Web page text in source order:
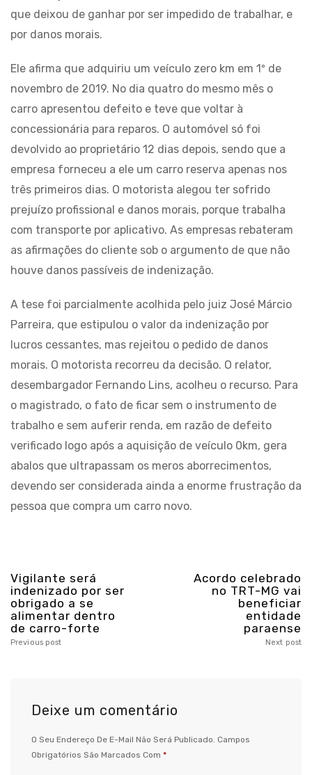
que deixou de ganhar por ser impedido de trabalhar, e
por danos morais.
Ele afirma que adquiriu um veículo zero km em 1º de
novembro de 2019. No dia quatro do mesmo mês o
carro apresentou defeito e teve que voltar à
concessionária para reparos. O automóvel só foi
devolvido ao proprietário 12 dias depois, sendo que a
empresa forneceu a ele um carro reserva apenas nos
três primeiros dias. O motorista alegou ter sofrido
prejuízo profissional e danos morais, porque trabalha
com transporte por aplicativo. As empresas rebateram
as afirmações do cliente sob o argumento de que não
houve danos passíveis de indenização.
A tese foi parcialmente acolhida pelo juiz José Márcio
Parreira, que estipulou o valor da indenização por
lucros cessantes, mas rejeitou o pedido de danos
morais. O motorista recorreu da decisão. O relator,
desembargador Fernando Lins, acolheu o recurso. Para
o magistrado, o fato de ficar sem o instrumento de
trabalho e sem auferir renda, em razão de defeito
verificado logo após a aquisição de veículo 0km, gera
abalos que ultrapassam os meros aborrecimentos,
devendo ser considerada ainda a enorme frustração da
pessoa que compra um carro novo.
Vigilante será
indenizado por ser
obrigado a se
alimentar dentro
de carro-forte
Previous post
Acordo celebrado
no TRT-MG vai
beneficiar
entidade
paraense
Next post
Deixe um comentário
O Seu Endereço De E-Mail Não Será Publicado. Campos
Obrigatórios São Marcados Com *